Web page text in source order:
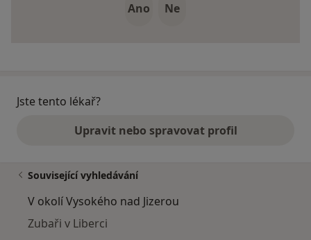
Ano Ne
Jste tento lékař?
Upravit nebo spravovat profil
Související vyhledávání
V okolí Vysokého nad Jizerou
Zubaři v Liberci